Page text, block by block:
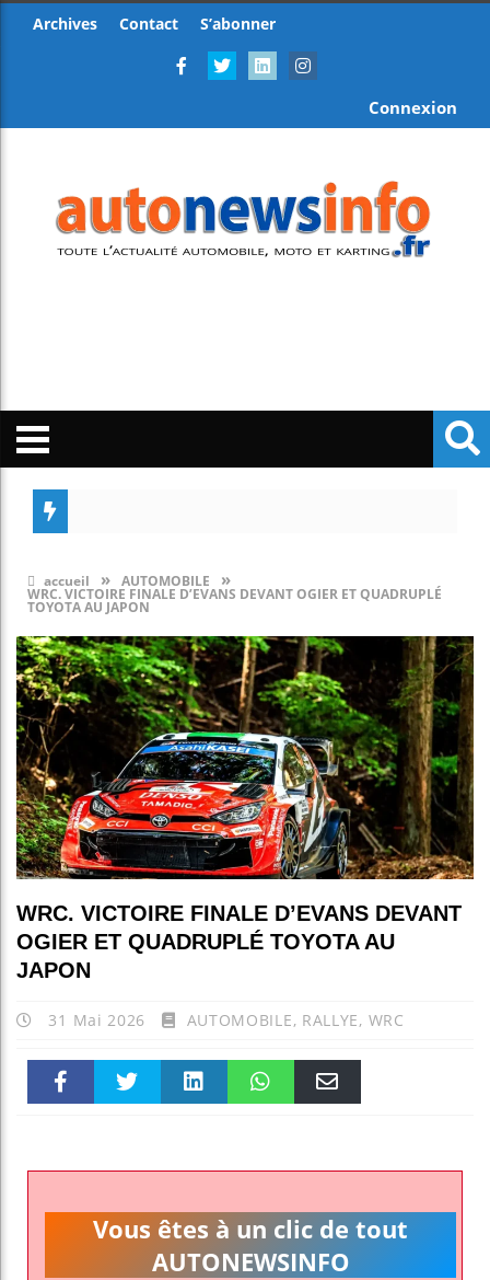
Archives Contact S’abonner
Connexion
accueil » AUTOMOBILE »
WRC. VICTOIRE FINALE D’EVANS DEVANT OGIER ET QUADRUPLÉ
TOYOTA AU JAPON
WRC. VICTOIRE FINALE D’EVANS DEVANT
OGIER ET QUADRUPLÉ TOYOTA AU
JAPON
31 Mai 2026 AUTOMOBILE, RALLYE, WRC
k pt
Vous êtes à un clic de tout
AUTONEWSINFO